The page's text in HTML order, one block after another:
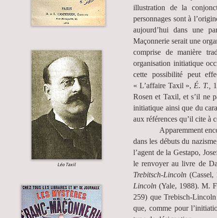
illustration de la
personnages sont à
aujourd’hui dans une
Maçonnerie serait une
comprise de manière
organisation initiatique
cette possibilité peut
« L’affaire Taxil », É. T.,
Rosen et Taxil, et s’il ne
initiatique ainsi que du
aux références qu’il cite à
Apparemment encore,
dans les débuts du
l’agent de la Gestapo,
le renvoyer au livre de
Trebitsch-Lincoln
Lincoln (Yale, 1988). M.
259) que Trebisch-
que, comme pour
Léo Taxil